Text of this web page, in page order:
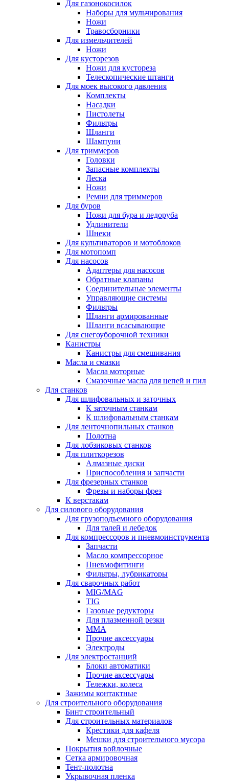
Для газонокосилок
Наборы для мульчирования
Ножи
Травосборники
Для измельчителей
Ножи
Для кусторезов
Ножи для кустореза
Телескопические штанги
Для моек высокого давления
Комплекты
Насадки
Пистолеты
Фильтры
Шланги
Шампуни
Для триммеров
Головки
Запасные комплекты
Леска
Ножи
Ремни для триммеров
Для буров
Ножи для бура и ледоруба
Удлинители
Шнеки
Для культиваторов и мотоблоков
Для мотопомп
Для насосов
Адаптеры для насосов
Обратные клапаны
Соединительные элементы
Управляющие системы
Фильтры
Шланги армированные
Шланги всасывающие
Для снегоуборочной техники
Канистры
Канистры для смешивания
Масла и смазки
Масла моторные
Смазочные масла для цепей и пил
Для станков
Для шлифовальных и заточных
К заточным станкам
К шлифовальным станкам
Для ленточнопильных станков
Полотна
Для лобзиковых станков
Для плиткорезов
Алмазные диски
Приспособления и запчасти
Для фрезерных станков
Фрезы и наборы фрез
К верстакам
Для силового оборудования
Для грузоподъемного оборудования
Для талей и лебедок
Для компрессоров и пневмоинструмента
Запчасти
Масло компрессорное
Пневмофитинги
Фильтры, лубрикаторы
Для сварочных работ
MIG/MAG
TIG
Газовые редукторы
Для плазменной резки
ММА
Прочие аксессуары
Электроды
Для электростанций
Блоки автоматики
Прочие аксессуары
Тележки, колеса
Зажимы контактные
Для строительного оборудования
Бинт строительный
Для строительных материалов
Крестики для кафеля
Мешки для строительного мусора
Покрытия войлочные
Сетка армировочная
Тент-полотна
Укрывочная пленка